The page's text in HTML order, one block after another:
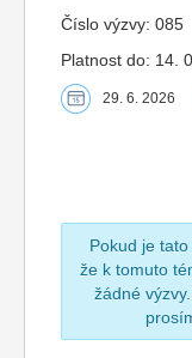
Číslo výzvy: 085
Platnost do: 14.
29. 6. 2026
Pokud je
že k tomuto
žádné